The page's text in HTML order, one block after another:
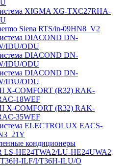
XIGMA XG-TXC27RHA-
Siena RTS/in-09HN8_V2
DIACOND DN-
IDU/ODU
DIACOND DN-
IDU/ODU
DIACOND DN-
IDU/ODU
X-COMFORT (R32) RAK-
18WEF
X-COMFORT (R32) RAK-
35WEF
ELECTROLUX EACS-
кондиционеры
LS-HE24TWA2/LU-HE24UWA2
ILF/I/T36H-ILU/O